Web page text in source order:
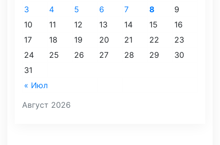
Август 2026
« Июл
3
4 5 6 7 8
9
10
11 12 13 14 15
16
17
18 19 20 21 22
23
24
25 26 27 28 29
30
31